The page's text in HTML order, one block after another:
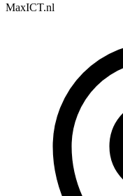
MaxICT.nl